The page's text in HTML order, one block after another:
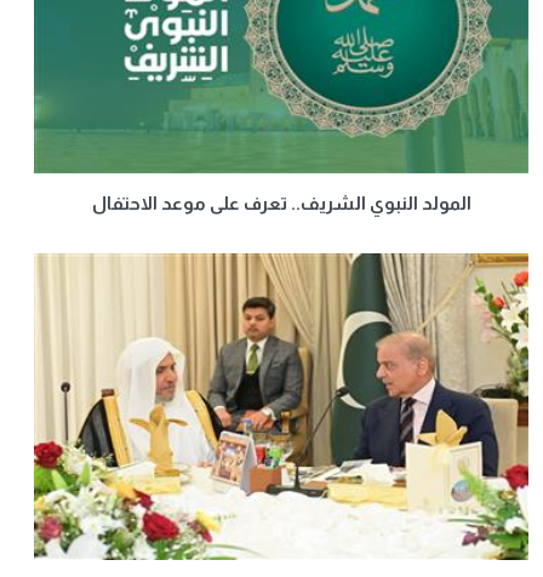
المولد النبوي الشريف.. تعرف على موعد الاحتفال